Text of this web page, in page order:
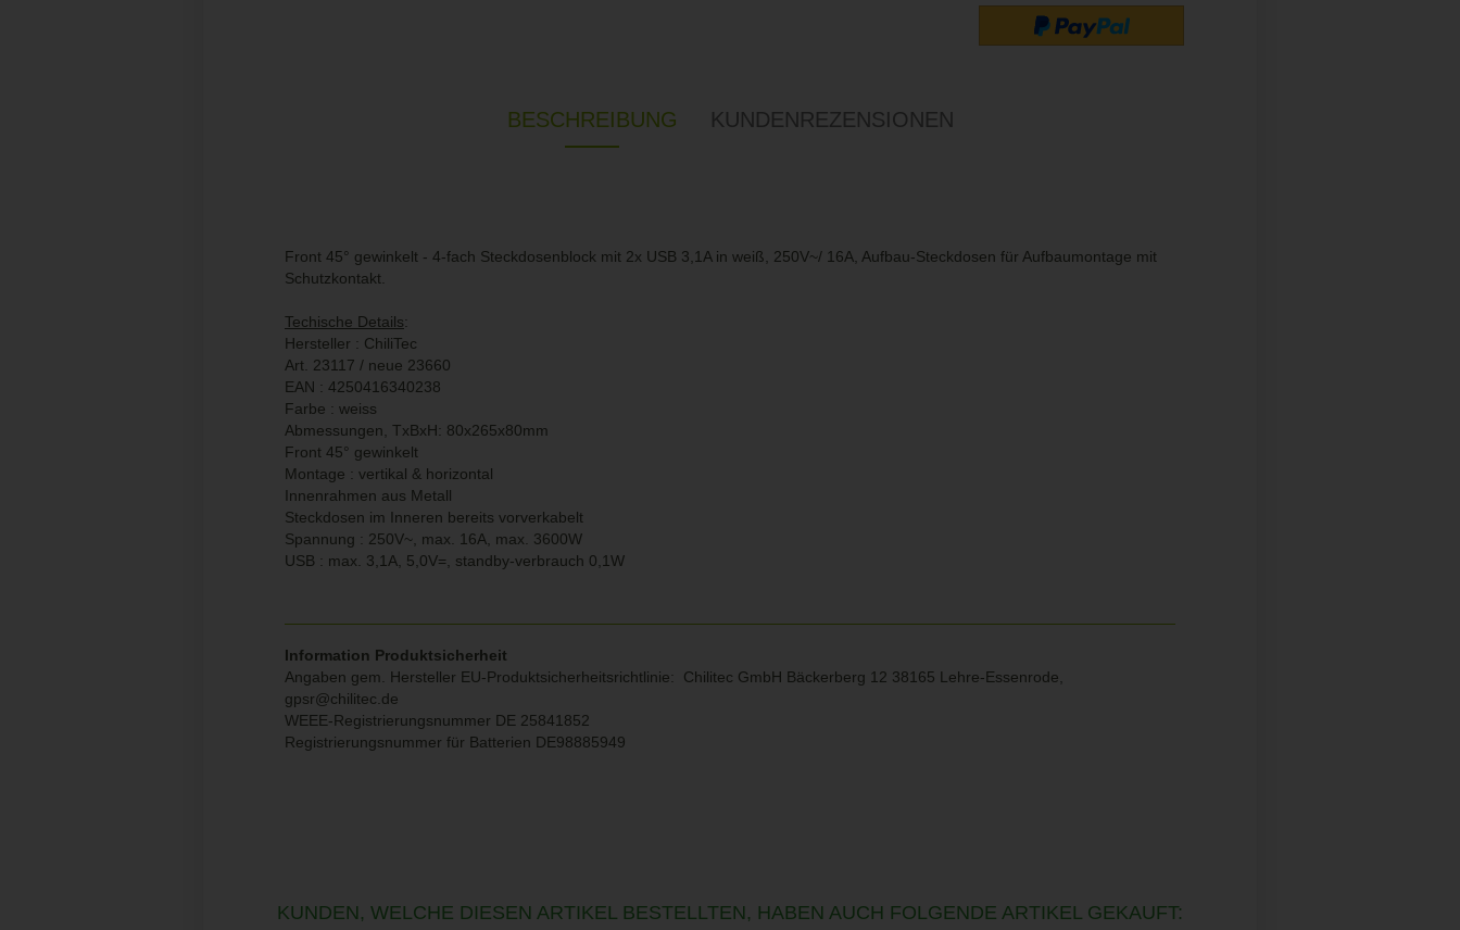
BESCHREIBUNG KUNDENREZENSIONEN
Front 45° gewinkelt - 4-fach Steckdosenblock mit 2x USB 3,1A in weiß, 250V~/ 16A, Aufbau-Steckdosen für Aufbaumontage mit
Schutzkontakt.
Techische Details:
Hersteller : ChiliTec
Art. 23117 / neue 23660
EAN : 4250416340238
Farbe : weiss
Abmessungen, TxBxH: 80x265x80mm
Front 45° gewinkelt
Montage : vertikal & horizontal
Innenrahmen aus Metall
Steckdosen im Inneren bereits vorverkabelt
Spannung : 250V~, max. 16A, max. 3600W
USB : max. 3,1A, 5,0V=, standby-verbrauch 0,1W
Information Produktsicherheit
Angaben gem. Hersteller EU-Produktsicherheitsrichtlinie: Chilitec GmbH Bäckerberg 12 38165 Lehre-Essenrode,
gpsr@chilitec.de
WEEE-Registrierungsnummer DE 25841852
Registrierungsnummer für Batterien DE98885949
KUNDEN, WELCHE DIESEN ARTIKEL BESTELLTEN, HABEN AUCH FOLGENDE ARTIKEL GEKAUFT: